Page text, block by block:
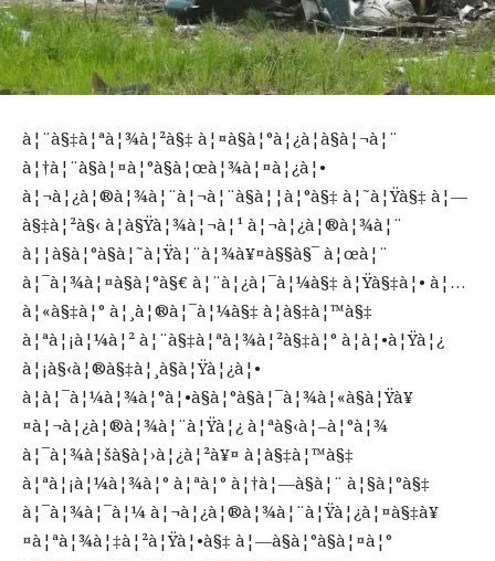
à¦¨à§‡à¦ªà¦¾à¦²à§‡ à¦¤à§à¦°à¦¿à¦­à§à¦¬à¦¨
à¦†à¦¨à§à¦¤à¦°à§à¦œà¦¾à¦¤à¦¿à¦•
à¦¬à¦¿à¦®à¦¾à¦¨à¦¬à¦¨à§à¦¦à¦°à§‡ à¦˜à¦Ÿà§‡ à¦—
à§‡à¦²à§‹ à¦­à§Ÿà¦¾à¦¬à¦¹ à¦¬à¦¿à¦®à¦¾à¦¨
à¦¦à§à¦°à§à¦˜à¦Ÿà¦¨à¦¾à¥¤à§§à§¯ à¦œà¦¨
à¦¯à¦¾à¦¤à§à¦°à§€ à¦¨à¦¿à¦¯à¦¼à§‡ à¦Ÿà§‡à¦• à¦…
à¦«à§‡à¦° à¦¸à¦®à¦¯à¦¼à§‡ à¦­à§‡à¦™à§‡
à¦ªà¦¡à¦¼à¦² à¦¨à§‡à¦ªà¦¾à¦²à§‡à¦° à¦à¦•à¦Ÿà¦¿
à¦¡à§‹à¦®à§‡à¦¸à§à¦Ÿà¦¿à¦•
à¦à¦¯à¦¼à¦¾à¦°à¦•à§à¦°à§à¦¯à¦¾à¦«à§à¦Ÿà¥
¤à¦¬à¦¿à¦®à¦¾à¦¨à¦Ÿà¦¿ à¦ªà§‹à¦–à¦°à¦¾
à¦¯à¦¾à¦šà§à¦›à¦¿à¦²à¥¤ à¦­à§‡à¦™à§‡
à¦ªà¦¡à¦¼à¦¾à¦° à¦ªà¦° à¦†à¦—à§à¦¨ à¦§à¦°à§‡
à¦¯à¦¾à¦¯à¦¼ à¦¬à¦¿à¦®à¦¾à¦¨à¦Ÿà¦¿à¦¤à§‡à¥
¤à¦ªà¦¾à¦‡à¦²à¦Ÿà¦•à§‡ à¦—à§à¦°à§à¦¤à¦°